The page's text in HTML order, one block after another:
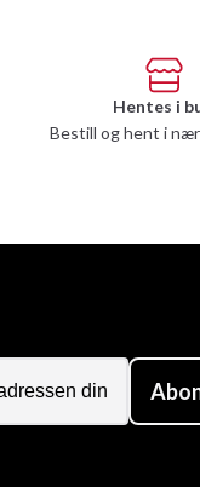
Hentes i
Bestill og hent i